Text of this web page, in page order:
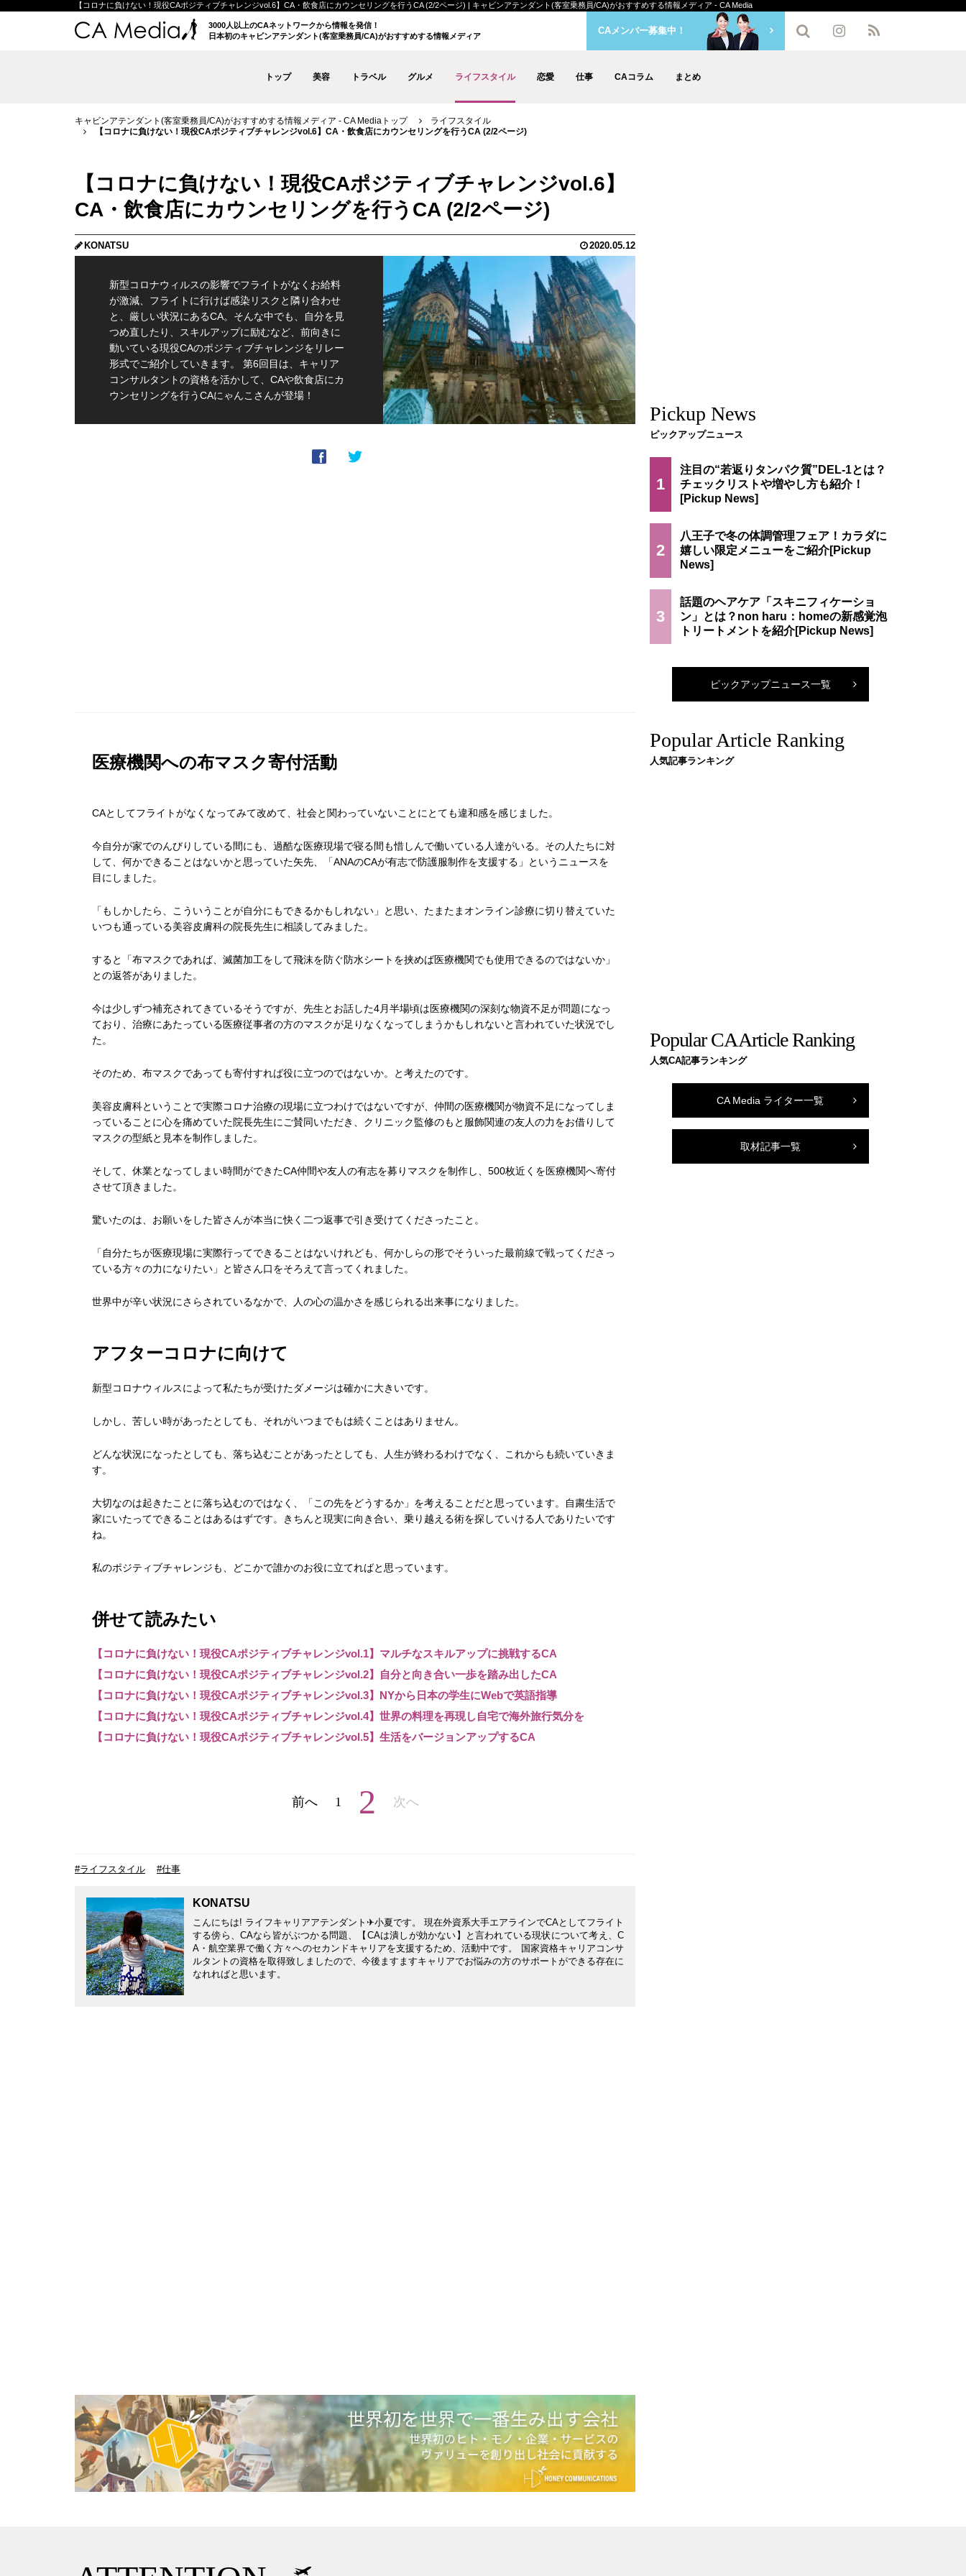
【コロナに負けない！現役CAポジティブチャレンジvol.6】CA・飲食店にカウンセリングを行うCA (2/2ページ) | キャビンアテンダント(客室乗務員/CA)がおすすめする情報メディア - CA Media
3000人以上のCAネットワークから情報を発信！
日本初のキャビンアテンダント(客室乗務員/CA)がおすすめする情報メディア
トップ 美容 トラベル グルメ ライフスタイル 恋愛 仕事 CAコラム まとめ
CAメンバー募集中！
キャビンアテンダント(客室乗務員/CA)がおすすめする情報メディア - CA Mediaトップ
ライフスタイル
【コロナに負けない！現役CAポジティブチャレンジvol.6】CA・飲食店にカウンセリングを行うCA (2/2ページ)
【コロナに負けない！現役CAポジティブチャレンジvol.6】
CA・飲食店にカウンセリングを行うCA (2/2ページ)
KONATSU 2020.05.12
新型コロナウィルスの影響でフライトがなくお給料
が激減、フライトに行けば感染リスクと隣り合わせ
と、厳しい状況にあるCA。そんな中でも、自分を見
つめ直したり、スキルアップに励むなど、前向きに
動いている現役CAのポジティブチャレンジをリレー
形式でご紹介していきます。 第6回目は、キャリア
コンサルタントの資格を活かして、CAや飲食店にカ
ウンセリングを行うCAにゃんこさんが登場！
医療機関への布マスク寄付活動
CAとしてフライトがなくなってみて改めて、社会と関わっていないことにとても違和感を感じました。
今自分が家でのんびりしている間にも、過酷な医療現場で寝る間も惜しんで働いている人達がいる。その人たちに対
して、何かできることはないかと思っていた矢先、「ANAのCAが有志で防護服制作を支援する」というニュースを
目にしました。
「もしかしたら、こういうことが自分にもできるかもしれない」と思い、たまたまオンライン診療に切り替えていた
いつも通っている美容皮膚科の院長先生に相談してみました。
すると「布マスクであれば、滅菌加工をして飛沫を防ぐ防水シートを挟めば医療機関でも使用できるのではないか」
との返答がありました。
今は少しずつ補充されてきているそうですが、先生とお話した4月半場頃は医療機関の深刻な物資不足が問題になっ
ており、治療にあたっている医療従事者の方のマスクが足りなくなってしまうかもしれないと言われていた状況でし
た。
そのため、布マスクであっても寄付すれば役に立つのではないか。と考えたのです。
美容皮膚科ということで実際コロナ治療の現場に立つわけではないですが、仲間の医療機関が物資不足になってしま
っていることに心を痛めていた院長先生にご賛同いただき、クリニック監修のもと服飾関連の友人の力をお借りして
マスクの型紙と見本を制作しました。
そして、休業となってしまい時間ができたCA仲間や友人の有志を募りマスクを制作し、500枚近くを医療機関へ寄付
させて頂きました。
驚いたのは、お願いをした皆さんが本当に快く二つ返事で引き受けてくださったこと。
「自分たちが医療現場に実際行ってできることはないけれども、何かしらの形でそういった最前線で戦ってくださっ
ている方々の力になりたい」と皆さん口をそろえて言ってくれました。
世界中が辛い状況にさらされているなかで、人の心の温かさを感じられる出来事になりました。
アフターコロナに向けて
新型コロナウィルスによって私たちが受けたダメージは確かに大きいです。
しかし、苦しい時があったとしても、それがいつまでもは続くことはありません。
どんな状況になったとしても、落ち込むことがあったとしても、人生が終わるわけでなく、これからも続いていきま
す。
大切なのは起きたことに落ち込むのではなく、「この先をどうするか」を考えることだと思っています。自粛生活で
家にいたってできることはあるはずです。きちんと現実に向き合い、乗り越える術を探していける人でありたいです
ね。
私のポジティブチャレンジも、どこかで誰かのお役に立てればと思っています。
併せて読みたい
【コロナに負けない！現役CAポジティブチャレンジvol.1】マルチなスキルアップに挑戦するCA
【コロナに負けない！現役CAポジティブチャレンジvol.2】自分と向き合い一歩を踏み出したCA
【コロナに負けない！現役CAポジティブチャレンジvol.3】NYから日本の学生にWebで英語指導
【コロナに負けない！現役CAポジティブチャレンジvol.4】世界の料理を再現し自宅で海外旅行気分を
【コロナに負けない！現役CAポジティブチャレンジvol.5】生活をバージョンアップするCA
前へ 1 2 次へ
#ライフスタイル #仕事
KONATSU
こんにちは! ライフキャリアアテンダント✈小夏です。 現在外資系大手エアラインでCAとしてフライト
する傍ら、CAなら皆がぶつかる問題、【CAは潰しが効かない】と言われている現状について考え、C
A・航空業界で働く方々へのセカンドキャリアを支援するため、活動中です。 国家資格キャリアコンサ
ルタントの資格を取得致しましたので、今後ますますキャリアでお悩みの方のサポートができる存在に
なれればと思います。
Pickup News
ピックアップニュース
1
注目の“若返りタンパク質”DEL-1とは？
チェックリストや増やし方も紹介！
2
八王子で冬の体調管理フェア！カラダに
嬉しい限定メニューをご紹介
3
話題のヘアケア「スキニフィケーショ
ン」とは？non haru：homeの新感覚泡
トリートメントを紹介
ピックアップニュース一覧
Popular Article Ranking
人気記事ランキング
Popular CA Article Ranking
人気CA記事ランキング
CA Media ライター一覧
取材記事一覧